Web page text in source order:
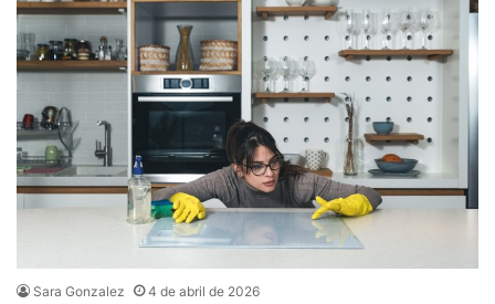
Sara Gonzalez 4 de abril de 2026